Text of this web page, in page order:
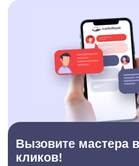
Вызовите мастера
кликов!